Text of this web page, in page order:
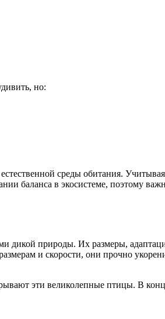
но:
среды обитания.
баланса в экосистеме, поэтому
дикой природы. Их размеры,
и скорости, они прочно
эти великолепные птицы. В